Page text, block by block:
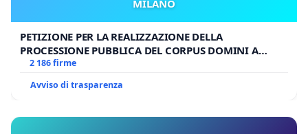
MILANO
PETIZIONE PER LA REALIZZAZIONE DELLA
PROCESSIONE PUBBLICA DEL CORPUS DOMINI A
MILANO
2 186 firme
Avviso di trasparenza